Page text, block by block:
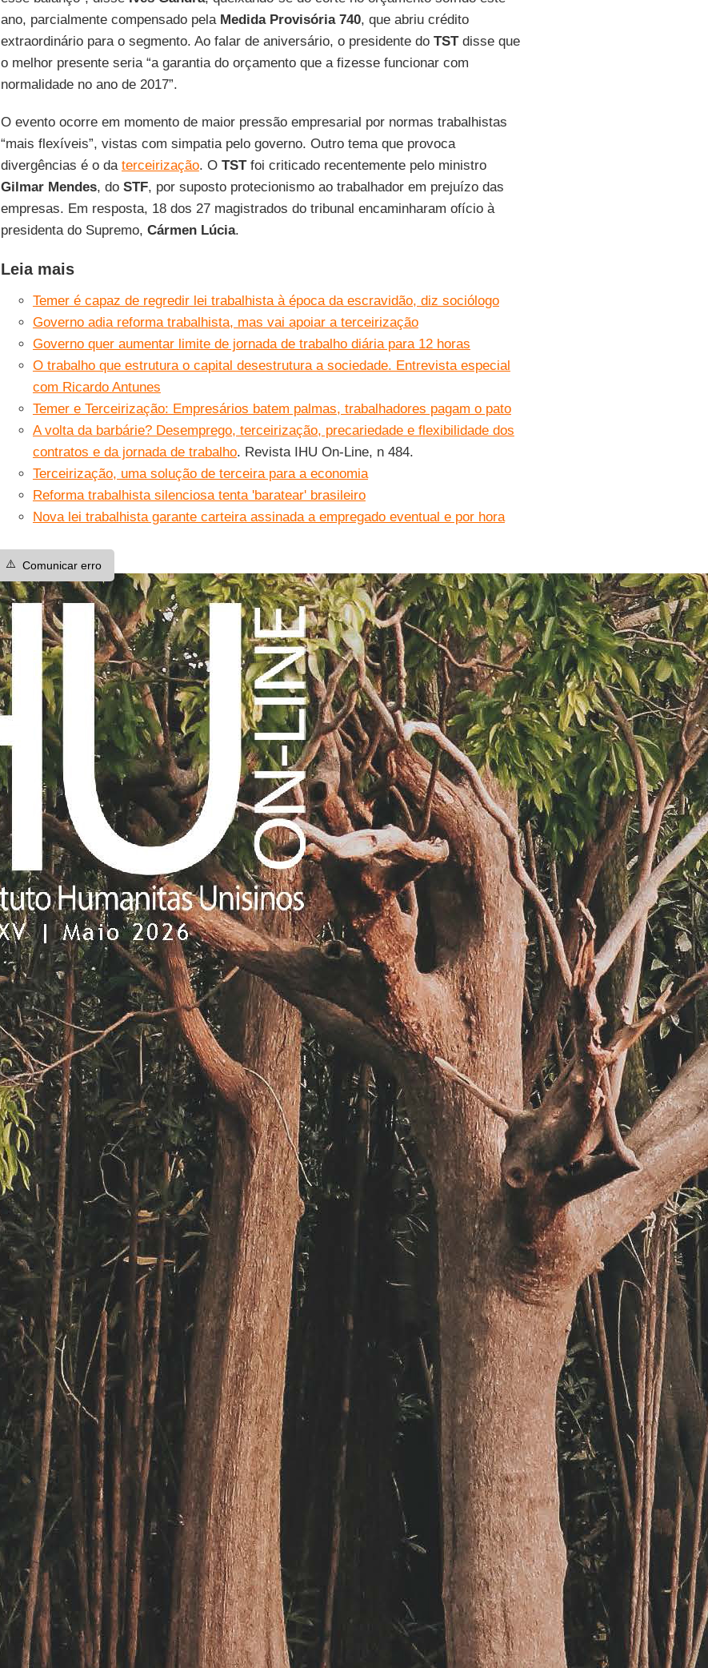
ano, parcialmente compensado pela Medida Provisória 740, que abriu crédito
extraordinário para o segmento. Ao falar de aniversário, o presidente do TSTdisse que
o melhor presente seria “a garantia do orçamento que a fizesse funcionar com
normalidade no ano de 2017”.
O evento ocorre em momento de maior pressão empresarial por normas trabalhistas
“mais flexíveis”, vistas com simpatia pelo governo. Outro tema que provoca
divergências é o da terceirização. O TSTfoi criticado recentemente pelo ministro
Gilmar Mendes, do STF, por suposto protecionismo ao trabalhador em prejuízo das
empresas. Em resposta, 18 dos 27 magistrados do tribunal encaminharam ofício à
presidenta do Supremo, Cármen Lúcia.
Leia mais
Temer é capaz de regredir lei trabalhista à época da escravidão, diz sociólogo
Governo adia reforma trabalhista, mas vai apoiar a terceirização
Governo quer aumentar limite de jornada de trabalho diária para 12 horas
O trabalho que estrutura o capital desestrutura a sociedade. Entrevista especial
com Ricardo Antunes
Temer e Terceirização: Empresários batem palmas, trabalhadores pagam o pato
A volta da barbárie? Desemprego, terceirização, precariedade e flexibilidade dos
contratos e da jornada de trabalho. Revista IHU On-Line, n 484.
Terceirização, uma solução de terceira para a economia
Reforma trabalhista silenciosa tenta 'baratear' brasileiro
Nova lei trabalhista garante carteira assinada a empregado eventual e por hora
⚠️ Comunicar erro